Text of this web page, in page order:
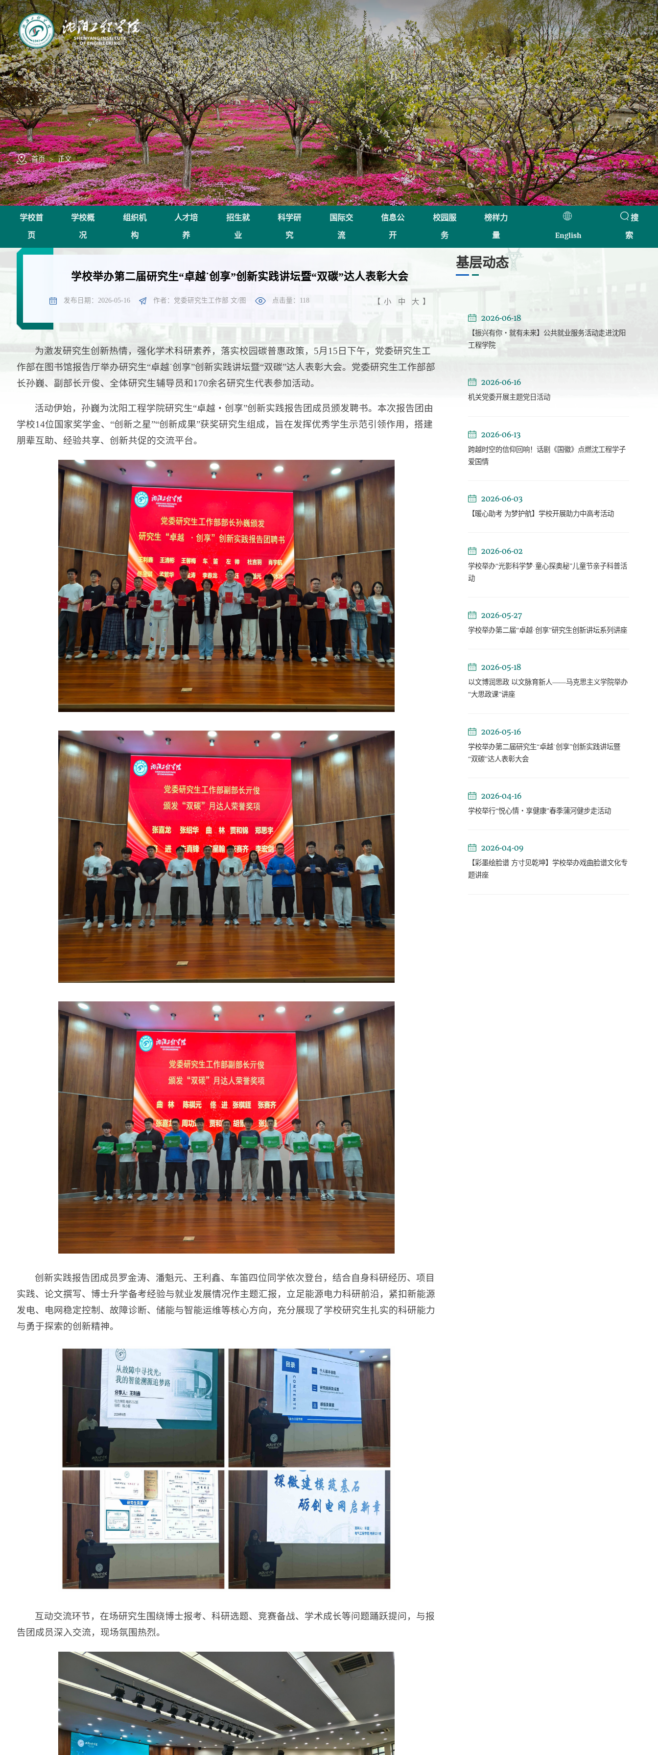
首页 > 正文
学校首
页
学校概
况
组织机
构
人才培
养
招生就
业
科学研
究
国际交
流
信息公
开
校园服
务
榜样力
量
English
搜
索
学校举办第二届研究生“卓越˙创享”创新实践讲坛暨“双碳”达人表彰大会
发布日期：2026-05-16 作者：党委研究生工作部 文/图 点击量： 118 【 小 中 大 】
为激发研究生创新热情，强化学术科研素养，落实校园碳普惠政策，5月15日下午，党委研究生工
作部在图书馆报告厅举办研究生“卓越˙创享”创新实践讲坛暨“双碳”达人表彰大会。党委研究生工作部部
长孙巍、副部长亓俊、全体研究生辅导员和170余名研究生代表参加活动。
活动伊始，孙巍为沈阳工程学院研究生“卓越・创享”创新实践报告团成员颁发聘书。本次报告团由
学校14位国家奖学金、“创新之星”“创新成果”获奖研究生组成，旨在发挥优秀学生示范引领作用，搭建
朋辈互助、经验共享、创新共促的交流平台。
创新实践报告团成员罗金涛、潘魁元、王利鑫、车笛四位同学依次登台，结合自身科研经历、项目
实践、论文撰写、博士升学备考经验与就业发展情况作主题汇报，立足能源电力科研前沿，紧扣新能源
发电、电网稳定控制、故障诊断、储能与智能运维等核心方向，充分展现了学校研究生扎实的科研能力
与勇于探索的创新精神。
互动交流环节，在场研究生围绕博士报考、科研选题、竞赛备战、学术成长等问题踊跃提问，与报
告团成员深入交流，现场氛围热烈。
基层动态
2026-06-18
【振兴有你・就有未来】公共就业服务活动走进沈阳
工程学院
2026-06-16
机关党委开展主题党日活动
2026-06-13
跨越时空的信仰回响！话剧《国徽》点燃沈工程学子
爱国情
2026-06-03
【暖心助考 为梦护航】学校开展助力中高考活动
2026-06-02
学校举办“光影科学梦·童心探奥秘”儿童节亲子科普活
动
2026-05-27
学校举办第二届“卓越·创享”研究生创新讲坛系列讲座
2026-05-18
以文博润思政 以文脉育新人——马克思主义学院举办
“大思政课”讲座
2026-05-16
学校举办第二届研究生“卓越˙创享”创新实践讲坛暨
“双碳”达人表彰大会
2026-04-16
学校举行“悦心情・享健康”春季蒲河健步走活动
2026-04-09
【彩墨绘脸谱 方寸见乾坤】学校举办戏曲脸谱文化专
题讲座